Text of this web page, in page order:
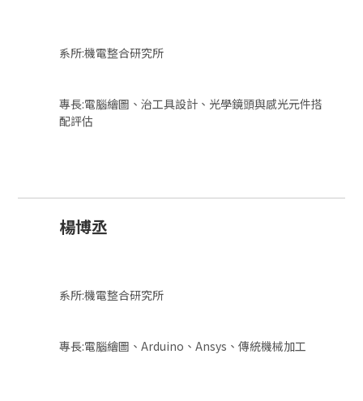
系所:機電整合研究所
專長:電腦繪圖、治工具設計、光學鏡頭與感光元件搭
配評估
楊博丞
系所:機電整合研究所
專長:電腦繪圖、Arduino、Ansys、傳統機械加工